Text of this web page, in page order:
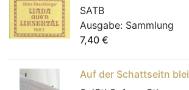
SATB
Ausgabe: Sammlung
7,40 €
Auf der Schattseitn